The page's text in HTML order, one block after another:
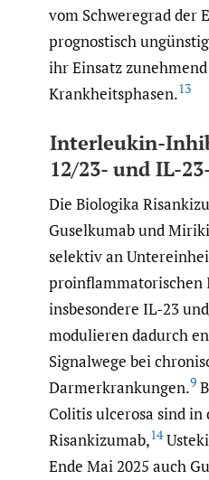
vom Schweregrad der
prognostisch
ihr Einsatz
Krankheitsphasen.13
Interleukin-
12/23- und IL-
Die Biologika
Guselkumab und
selektiv an
proinflammatorischen
insbesondere IL-23
modulieren dadurch
Signalwege bei
Darmerkrankungen.9
Colitis ulcerosa sind in
Risankizumab,14
Ende Mai 2025 auch